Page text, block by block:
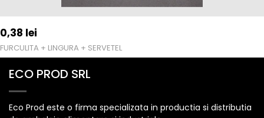
0,38 lei
FURCULITA + LINGURA + SERVETEL
ECO PROD SRL
Eco Prod este o firma specializata in productia si distributia